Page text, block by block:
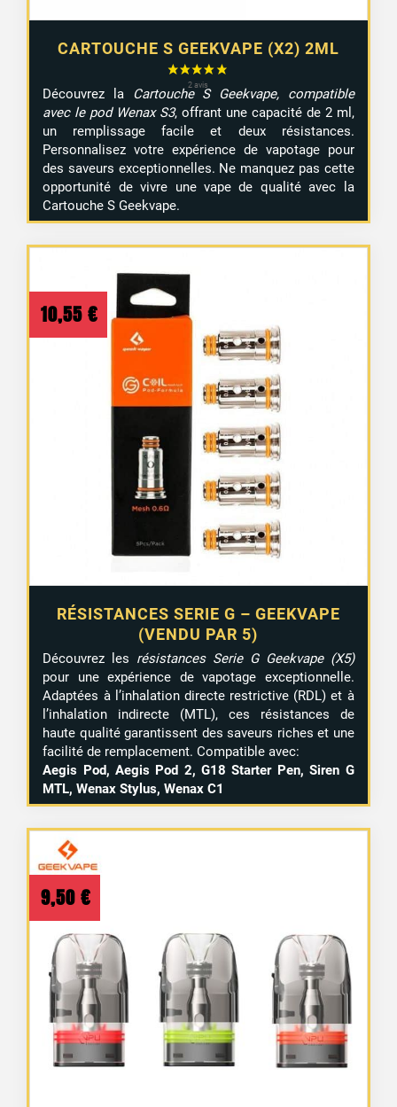
CARTOUCHE S GEEKVAPE (X2) 2ML
Découvrez la Cartouche S Geekvape, compatible
avec le pod Wenax S3, offrant une capacité de 2 ml,
un remplissage facile et deux résistances.
Personnalisez votre expérience de vapotage pour
des saveurs exceptionnelles. Ne manquez pas cette
opportunité de vivre une vape de qualité avec la
Cartouche S Geekvape.
RÉSISTANCES SERIE G – GEEKVAPE
(VENDU PAR 5)
10,55 €
Découvrez les résistances Serie G Geekvape (X5)
pour une expérience de vapotage exceptionnelle.
Adaptées à l’inhalation directe restrictive (RDL) et à
l’inhalation indirecte (MTL), ces résistances de
haute qualité garantissent des saveurs riches et une
facilité de remplacement. Compatible avec:
Aegis Pod, Aegis Pod 2, G18 Starter Pen, Siren G
MTL, Wenax Stylus, Wenax C1
9,50 €